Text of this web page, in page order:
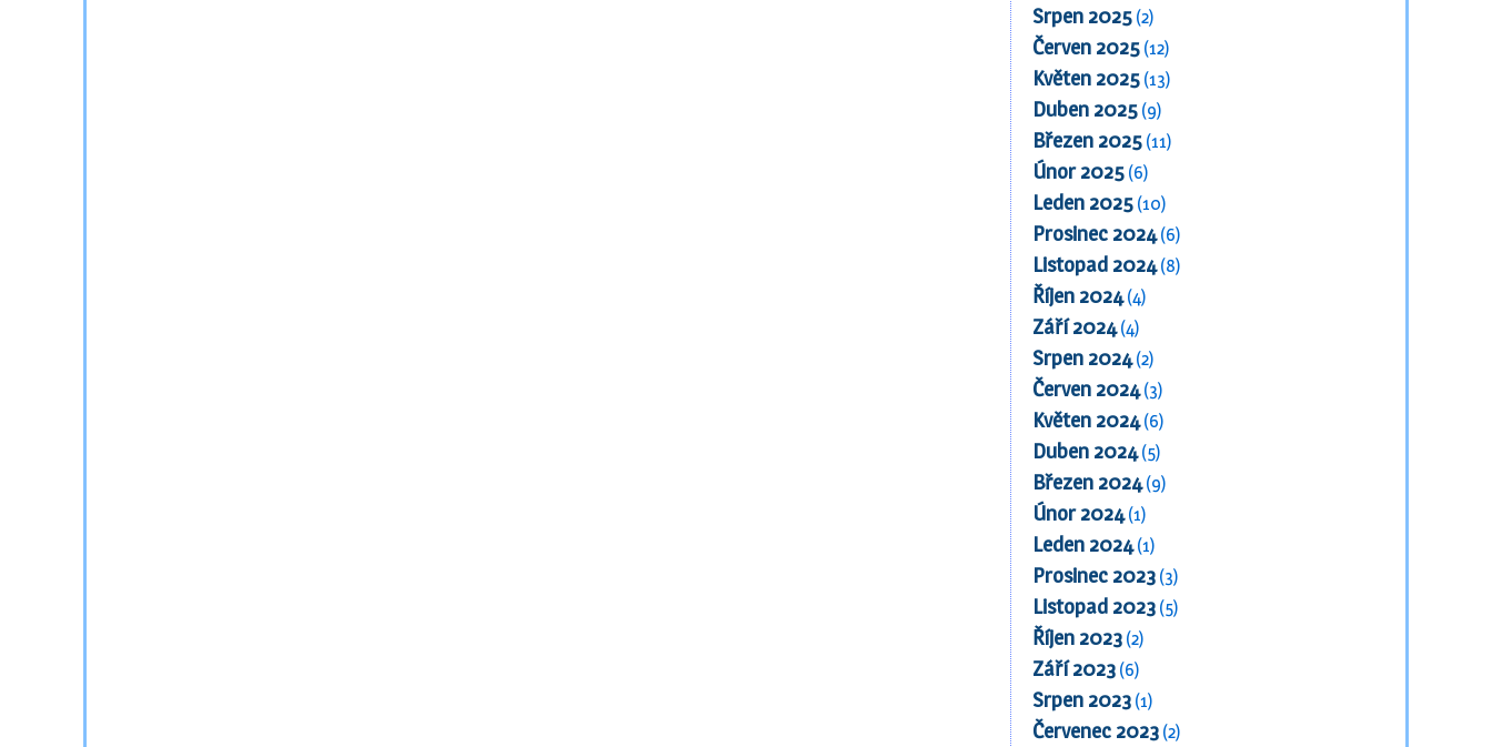
Srpen 2025 (2)
Červen 2025 (12)
Květen 2025 (13)
Duben 2025 (9)
Březen 2025 (11)
Únor 2025 (6)
Leden 2025 (10)
Prosinec 2024(6)
Listopad 2024(8)
Říjen 2024(4)
Září 2024(4)
Srpen 2024(2)
Červen 2024(3)
Květen 2024(6)
Duben 2024(5)
Březen 2024(9)
Únor 2024(1)
Leden 2024(1)
Prosinec 2023 (3)
Listopad 2023 (5)
Říjen 2023 (2)
Září 2023 (6)
Srpen 2023 (1)
Červenec 2023 (2)